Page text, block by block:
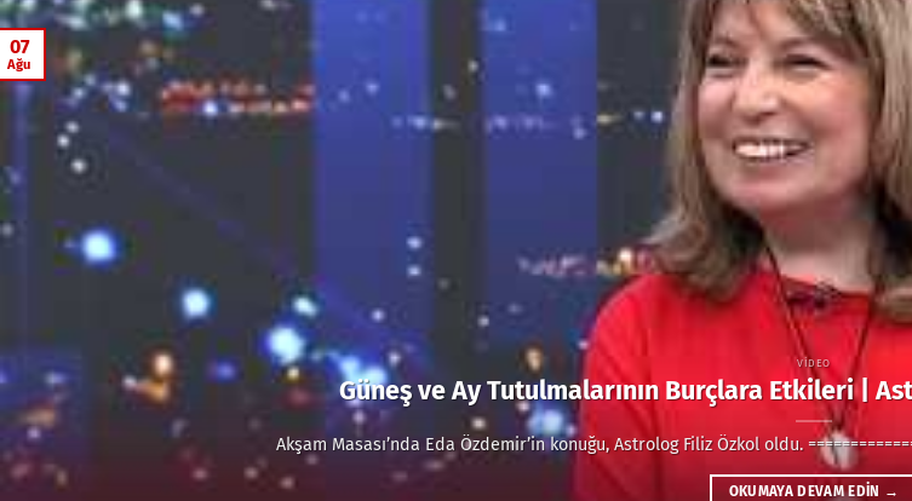
VIDEO
Güneş ve Ay Tutulmalarının Burçlara Etkileri |
Akşam Masası’nda Eda Özdemir’in konuğu, Astrolog Filiz Özkol oldu.
OKUMAYA DEVAM EDIN →
07
Ağu